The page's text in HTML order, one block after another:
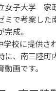
女子大学
で考案した
成。
校に提供さ
に、南三陸町
画です。